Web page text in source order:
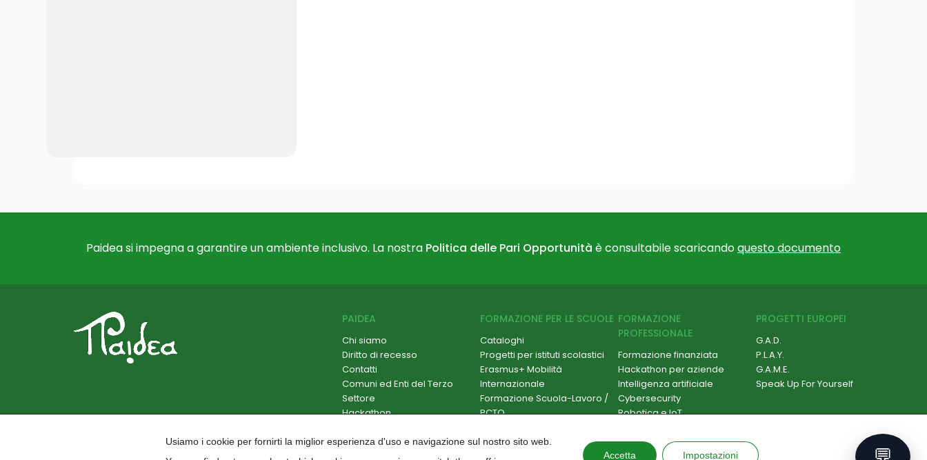
Paidea si impegna a garantire un ambiente inclusivo. La nostra Politica delle Pari Opportunità è consultabile scaricandoquesto documento
PAIDEA
Chi siamo
Diritto di recesso
Contatti
Comuni ed Enti del Terzo
Settore
Hackathon
Iscriviti alla newsletter
Lavora con noi
FORMAZIONE PER LE SCUOLE
Cataloghi
Progetti per istituti scolastici
Erasmus+ Mobilità
Internazionale
Formazione Scuola-Lavoro /
PCTO
Formazione per docenti
Progettazione e
FORMAZIONE
PROFESSIONALE
Formazione finanziata
Hackathon per aziende
Intelligenza artificiale
Cybersecurity
Robotica e IoT
ESG e Sostenibilità
Formazione su misura
PROGETTI EUROPEI
G.A.D.
P.L.A.Y.
G.A.M.E.
Speak Up For Yourself
Usiamo i cookie per fornirti la miglior esperienza d'uso e navigazione sul nostro sito web.
Accetta Impostazioni